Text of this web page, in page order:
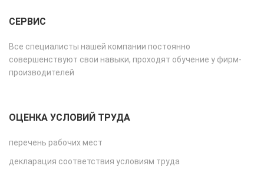
СЕРВИС
Все специалисты нашей компании постоянно
совершенствуют свои навыки, проходят обучение у фирм-
производителей
ОЦЕНКА УСЛОВИЙ ТРУДА
перечень рабочих мест
декларация соответствия условиям труда